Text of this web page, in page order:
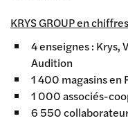
KRYS GROUP en
4 enseignes : Krys,
Audition
1 400 magasins en
1 000 associés-
6 550